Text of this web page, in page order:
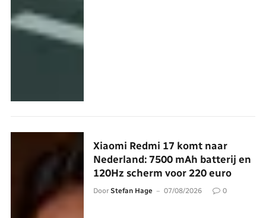
Xiaomi Redmi 17 komt naar
Nederland: 7500 mAh batterij en
120Hz scherm voor 220 euro
Door Stefan Hage 07/08/2026 0